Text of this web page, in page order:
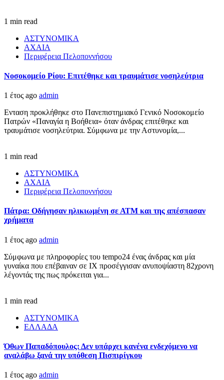
1 min read
ΑΣΤΥΝΟΜΙΚΑ
ΑΧΑΙΑ
Περιφέρεια Πελοποννήσου
Νοσοκομείο Ρίου: Επιτέθηκε και τραυμάτισε νοσηλεύτρια
1 έτος ago admin
Ενταση προκλήθηκε στο Πανεπιστημιακό Γενικό Νοσοκομείο
Πατρών «Παναγία η Βοήθεια» όταν άνδρας επιτέθηκε και
τραυμάτισε νοσηλεύτρια. Σύμφωνα με την Αστυνομία,...
1 min read
ΑΣΤΥΝΟΜΙΚΑ
ΑΧΑΙΑ
Περιφέρεια Πελοποννήσου
Πάτρα: Οδήγησαν ηλικιωμένη σε ΑΤΜ και της απέσπασαν
χρήματα
1 έτος ago admin
Σύμφωνα με πληροφορίες του tempo24 ένας άνδρας και μία
γυναίκα που επέβαιναν σε ΙΧ προσέγγισαν ανυποψίαστη 82χρονη
λέγοντάς της πως πρόκειται για...
1 min read
ΑΣΤΥΝΟΜΙΚΑ
ΕΛΛΑΔΑ
Όθων Παπαδόπουλος: Δεν υπάρχει κανένα ενδεχόμενο να
αναλάβω ξανά την υπόθεση Πισπιρίγκου
1 έτος ago admin